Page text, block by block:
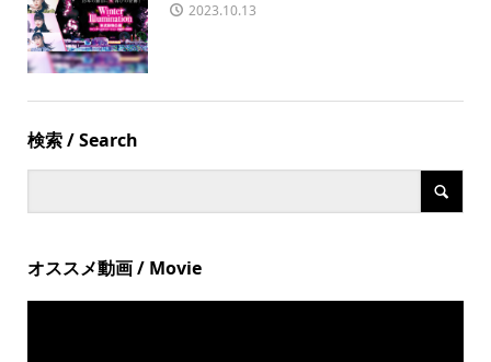
2023.10.13
検索 / Search
オススメ動画 / Movie